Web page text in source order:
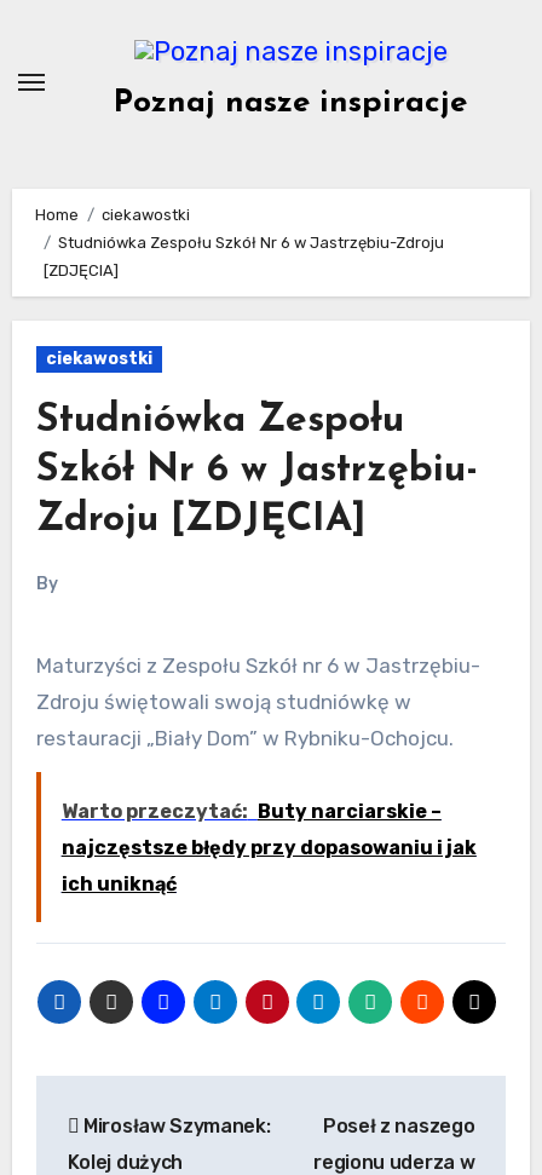
content
Poznaj nasze inspiracje
Home
ciekawostki
Studniówka Zespołu Szkół Nr 6 w Jastrzębiu-Zdroju
[ZDJĘCIA]
ciekawostki
Studniówka Zespołu
Szkół Nr 6 w Jastrzębiu-
Zdroju [ZDJĘCIA]
By
Maturzyści z Zespołu Szkół nr 6 w Jastrzębiu-
Zdroju świętowali swoją studniówkę w
restauracji „Biały Dom” w Rybniku-Ochojcu.
Warto przeczytać: Buty narciarskie –
najczęstsze błędy przy dopasowaniu i jak
ich uniknąć
wpisu
Mirosław Szymanek:
Kolej dużych
Poseł z naszego
regionu uderza w